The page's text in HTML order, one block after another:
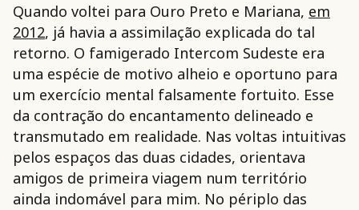
Quando voltei para Ouro Preto e Mariana, em
2012, já havia a assimilação explicada do tal
retorno. O famigerado Intercom Sudeste era
uma espécie de motivo alheio e oportuno para
um exercício mental falsamente fortuito. Esse
da contração do encantamento delineado e
transmutado em realidade. Nas voltas intuitivas
pelos espaços das duas cidades, orientava
amigos de primeira viagem num território
ainda indomável para mim. No périplo das